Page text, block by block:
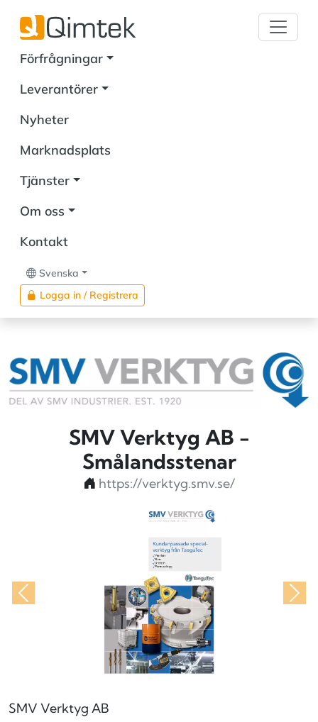
Förfrågningar
Leverantörer
Nyheter
Marknadsplats
Tjänster
Om oss
Kontakt
Svenska
Logga in / Registrera
SMV Verktyg AB -
Smålandsstenar
https://verktyg.smv.se/
Föregående
SMV Verktyg AB